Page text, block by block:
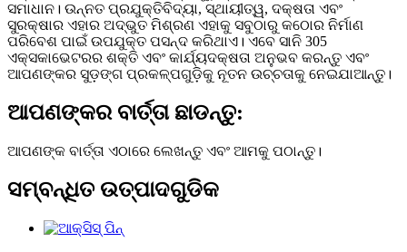
ସମାଧାନ। ଉନ୍ନତ ପ୍ରଯୁକ୍ତିବିଦ୍ୟା, ସ୍ଥାୟୀତ୍ୱ, ଦକ୍ଷତା ଏବଂ
ସୁରକ୍ଷାର ଏହାର ଅଦ୍ଭୁତ ମିଶ୍ରଣ ଏହାକୁ ସବୁଠାରୁ କଠୋର ନିର୍ମାଣ
ପରିବେଶ ପାଇଁ ଉପଯୁକ୍ତ ପସନ୍ଦ କରିଥାଏ। ଏବେ ସାନି 305
ଏକ୍ସକାଭେଟରର ଶକ୍ତି ଏବଂ କାର୍ଯ୍ୟଦକ୍ଷତା ଅନୁଭବ କରନ୍ତୁ ଏବଂ
ଆପଣଙ୍କର ସୁଡ଼ଙ୍ଗ ପ୍ରକଳ୍ପଗୁଡ଼ିକୁ ନୂତନ ଉଚ୍ଚତାକୁ ନେଇଯାଆନ୍ତୁ।
ଆପଣଙ୍କର ବାର୍ତ୍ତା ଛାଡନ୍ତୁ:
ଆପଣଙ୍କ ବାର୍ତ୍ତା ଏଠାରେ ଲେଖନ୍ତୁ ଏବଂ ଆମକୁ ପଠାନ୍ତୁ।
ସମ୍ବନ୍ଧିତ ଉତ୍ପାଦଗୁଡିକ